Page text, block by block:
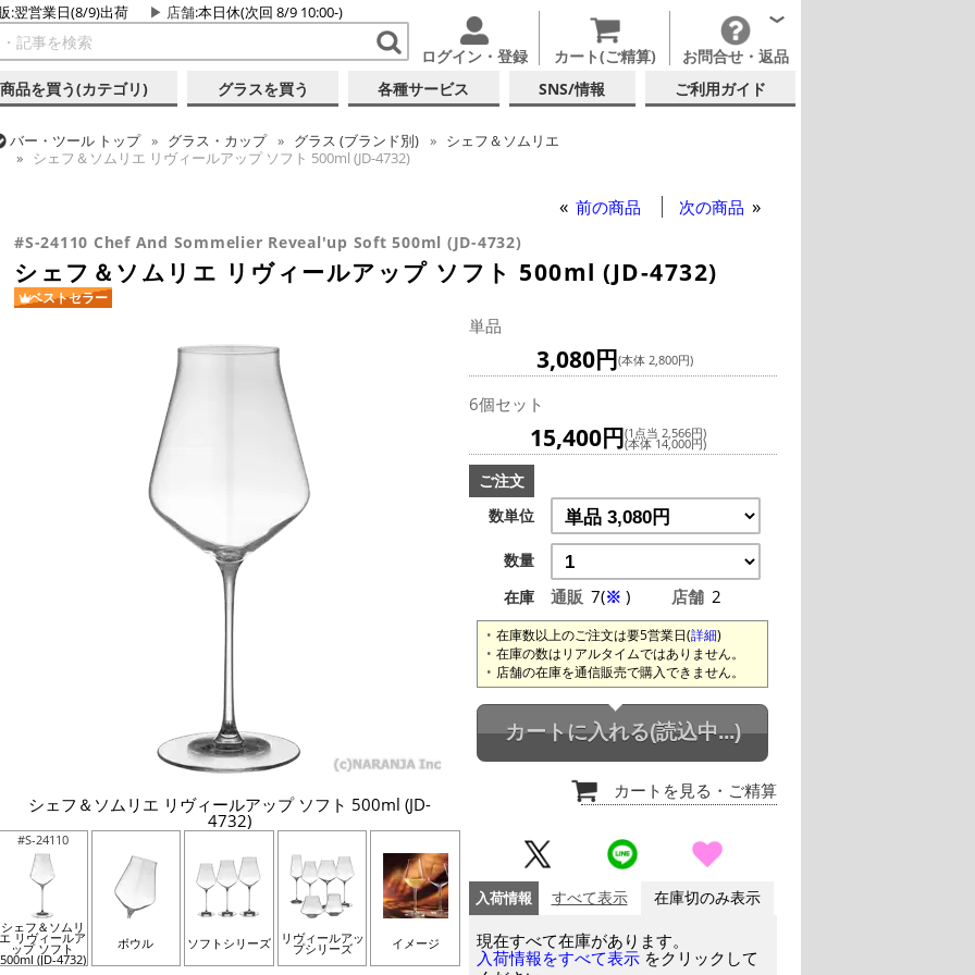
:翌営業日(8/9)出荷 店舗:本日休(次回 8/9 10:00-)
ログイン・登録 カート(ご精算) お問合せ・返品
商品を買う(カテゴリ) グラスを買う 各種サービス SNS/情報 ご利用ガイド
バー・ツール トップ グラス・カップ グラス (ブランド別)
シェフ＆ソムリエ
シェフ＆ソムリエ リヴィールアップ ソフト 500ml (JD-4732)
前の商品 次の商品
#S-24110 Chef And Sommelier Reveal'up Soft 500ml (JD-4732)
シェフ＆ソムリエ リヴィールアップ ソフト 500ml (JD-4732)
ベストセラー
シェフ＆ソムリエ リヴィールアップ ソフト 500ml (JD-
4732)
#S-24110
シェフ＆ソムリ
エ リヴィールア
ップ ソフト
500ml (JD-4732)
ボウル ソフトシリーズ リヴィールアッ
プシリーズ イメージ
単品
3,080円(本体 2,800円)
6個セット
15,400円(1点当 2,566円)
(本体 14,000円)
ご注文
数単位
数量
在庫
通販 7(※ ) 店舗 2
在庫数以上のご注文は要5営業日(詳細)
在庫の数はリアルタイムではありません。
店舗の在庫を通信販売で購入できません。
カートに入れる(読込中...)
カートを見る ・ご精算
入荷情報 すべて表示 在庫切のみ表示
現在すべて在庫があります。
入荷情報をすべて表示 をクリックして